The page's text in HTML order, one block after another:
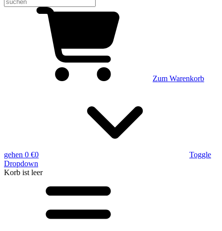
Zum Warenkorb
gehen 0 €0
Toggle
Dropdown
Korb ist leer